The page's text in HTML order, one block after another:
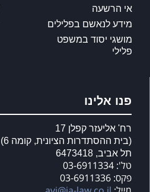
אי הרשעה
מידע לנאשם בפלילים
מושגי יסוד במשפט
פלילי
פנו אלינו
רח' אליעזר קפלן 17
(בית ההסתדרות הציונית, קומה 6)
תל אביב, 6473418
טל': 03-6911334
פקס: 03-6911336